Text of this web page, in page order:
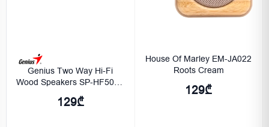
Genius Two Way Hi-Fi
Wood Speakers SP-HF500A
II Wood
129₾
House Of Marley EM-JA022
Roots Cream
129₾